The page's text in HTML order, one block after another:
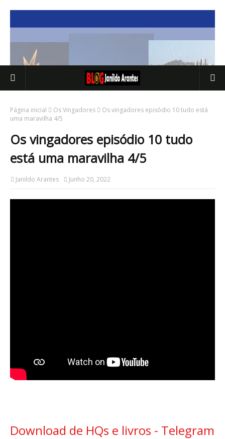
Página inicial Os Vingadores
Os vingadores episódio 10 tudo está
uma maravilha 4/5
Os vingadores episódio 10 tudo
está uma maravilha 4/5
Janildo Arantes Junho 20, 2022
Download de HQs e livros - Telegram